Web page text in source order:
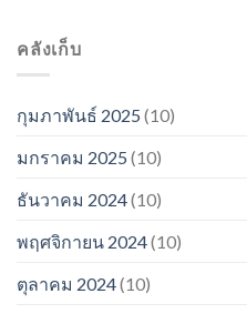
คลังเก็บ
กุมภาพันธ์ 2025 (10)
มกราคม 2025 (10)
ธันวาคม 2024(10)
พฤศจิกายน 2024(10)
ตุลาคม 2024(10)